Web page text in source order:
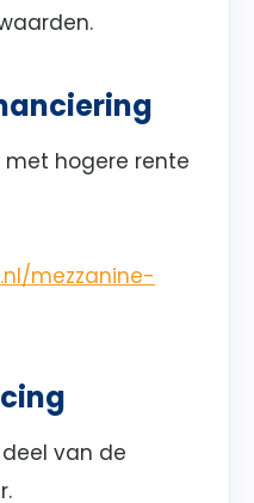
hogere rente
mezzanine-
van de